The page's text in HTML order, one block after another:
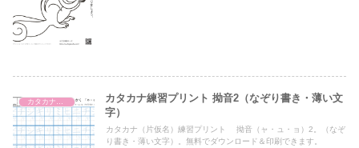
カタカナ練習プリント
カタカナ練習プリント 拗音2（なぞり書き・薄い文
字）
カタカナ（片仮名）練習プリント 拗音（ャ・ュ・ョ）2。（なぞ
り書き・薄い文字）。無料でダウンロード＆印刷できます。